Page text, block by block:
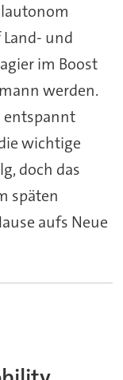
und
im Boost
werden.
entspannt
wichtige
doch das
späten
aufs Neue